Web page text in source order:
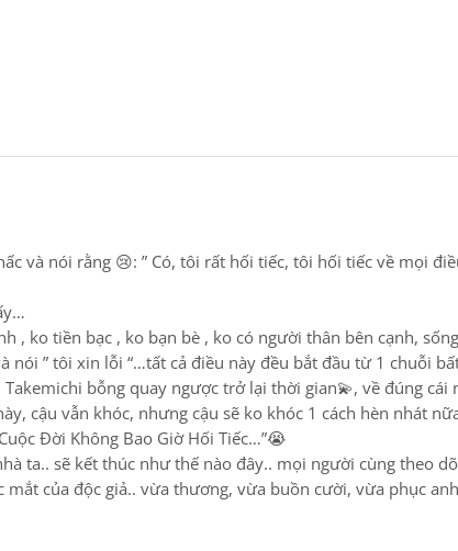
và nói rằng 😢: ” Có, tôi rất hối tiếc, tôi hối tiếc về mọi
ko tiền bạc , ko bạn bè , ko có người thân bên cạnh,
” tôi xin lỗi “…tất cả điều này đều bắt đầu từ 1 chuỗi
bỗng quay ngược trở lại thời gian💫, về đúng cái
cậu vẫn khóc, nhưng cậu sẽ ko khóc 1 cách hèn nhát
Đời Không Bao Giờ Hối Tiếc…”😭
ta.. sẽ kết thúc như thế nào đây.. mọi người cùng theo
của độc giả.. vừa thương, vừa buồn cười, vừa phục